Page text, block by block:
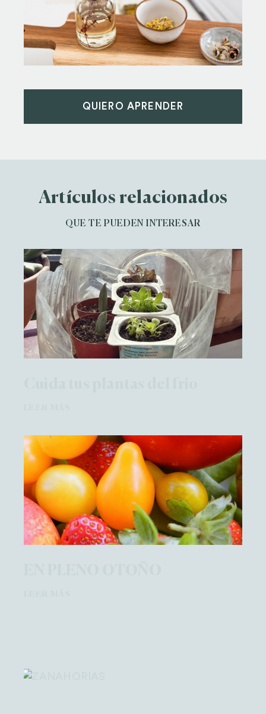
QUIERO APRENDER
Artículos relacionados
QUE TE PUEDEN INTERESAR